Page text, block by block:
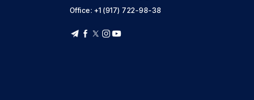
Office: +1 (917) 722-98-38